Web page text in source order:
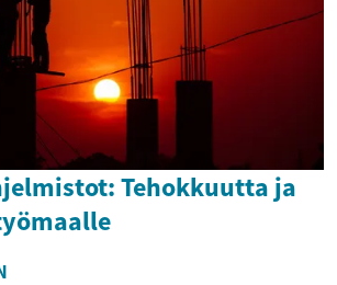
Tehokkuutta ja